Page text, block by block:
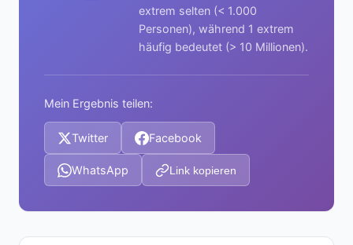
extrem selten (< 1.000
Personen), während 1 extrem
häufig bedeutet (> 10 Millionen).
Mein Ergebnis teilen:
Twitter Facebook
WhatsApp Link kopieren